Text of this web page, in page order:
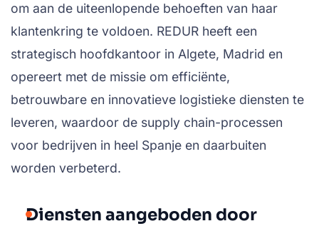
om aan de uiteenlopende behoeften van haar
klantenkring te voldoen. REDUR heeft een
strategisch hoofdkantoor in Algete, Madrid en
opereert met de missie om efficiënte,
betrouwbare en innovatieve logistieke diensten te
leveren, waardoor de supply chain-processen
voor bedrijven in heel Spanje en daarbuiten
worden verbeterd.
Diensten aangeboden door